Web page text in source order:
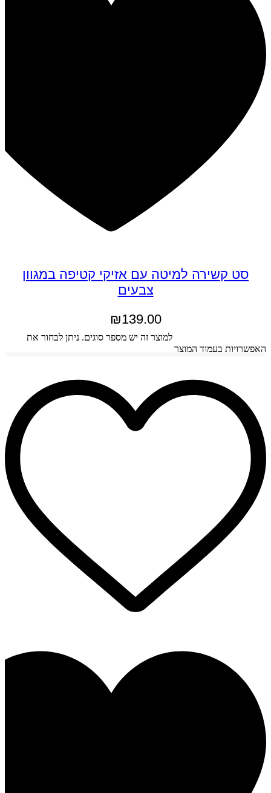
סט קשירה למיטה עם אזיקי קטיפה במגוון
צבעים
₪139.00
למוצר זה יש מספר סוגים. ניתן לבחור את
האפשרויות בעמוד המוצר